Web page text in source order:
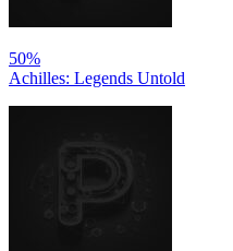
50%
Achilles: Legends Untold